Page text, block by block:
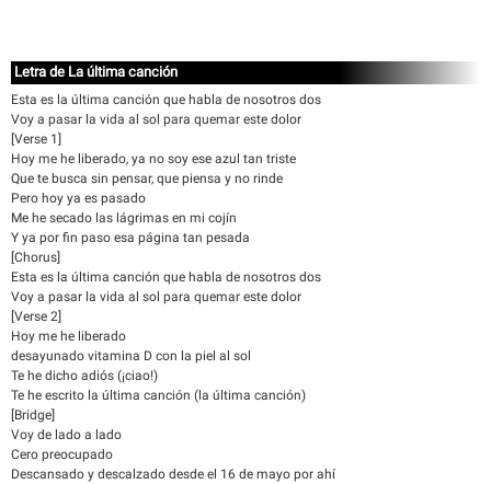
Letra de La última canción
Esta es la última canción que habla de nosotros dos
Voy a pasar la vida al sol para quemar este dolor
[Verse 1]
Hoy me he liberado, ya no soy ese azul tan triste
Que te busca sin pensar, que piensa y no rinde
Pero hoy ya es pasado
Me he secado las lágrimas en mi cojín
Y ya por fin paso esa página tan pesada
[Chorus]
Esta es la última canción que habla de nosotros dos
Voy a pasar la vida al sol para quemar este dolor
[Verse 2]
Hoy me he liberado
desayunado vitamina D con la piel al sol
Te he dicho adiós (¡ciao!)
Te he escrito la última canción (la última canción)
[Bridge]
Voy de lado a lado
Cero preocupado
Descansado y descalzado desde el 16 de mayo por ahí